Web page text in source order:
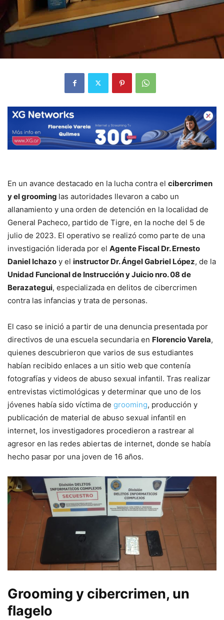
En un avance destacado en la lucha contra el cibercrimen
y el grooming las autoridades llevaron a cabo un
allanamiento y una orden de detención en la localidad de
General Pacheco, partido de Tigre, en la noche del 5 de
julio de 2023. El operativo se realizó como parte de una
investigación liderada por el Agente Fiscal Dr. Ernesto
Daniel Ichazo y el instructor Dr. Ángel Gabriel López, de la
Unidad Funcional de Instrucción y Juicio nro. 08 de
Berazategui, especializada en delitos de cibercrimen
contra las infancias y trata de personas.
El caso se inició a partir de una denuncia presentada por
directivos de una escuela secundaria en Florencio Varela,
quienes descubrieron que varios de sus estudiantes
habían recibido enlaces a un sitio web que contenía
fotografías y videos de abuso sexual infantil. Tras realizar
entrevistas victimológicas y determinar que uno de los
jóvenes había sido víctima de grooming, producción y
publicación de material de abuso sexual infantil en
internet, los investigadores procedieron a rastrear al
agresor en las redes abiertas de internet, donde se había
hecho pasar por una joven de 16 años.
Grooming y cibercrimen, un
flagelo